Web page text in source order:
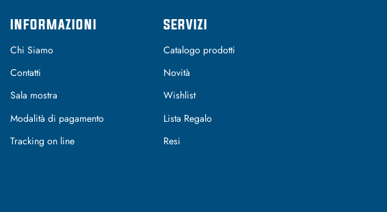
INFORMAZIONI
Chi Siamo
Contatti
Sala mostra
Modalità di pagamento
Tracking on line
SERVIZI
Catalogo prodotti
Novità
Wishlist
Lista Regalo
Resi